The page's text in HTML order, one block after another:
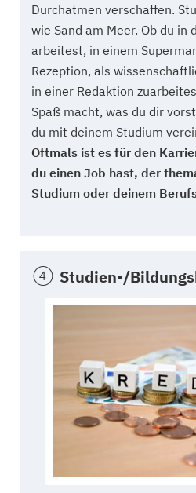
Durchatmen verschaffen.
wie Sand am Meer. Ob du in
arbeitest, in einem
Rezeption, als
in einer Redaktion
Spaß macht, was du dir
du mit deinem Studium
Oftmals ist es für den
du einen Job hast, der
Studium oder deinem
Studien-/